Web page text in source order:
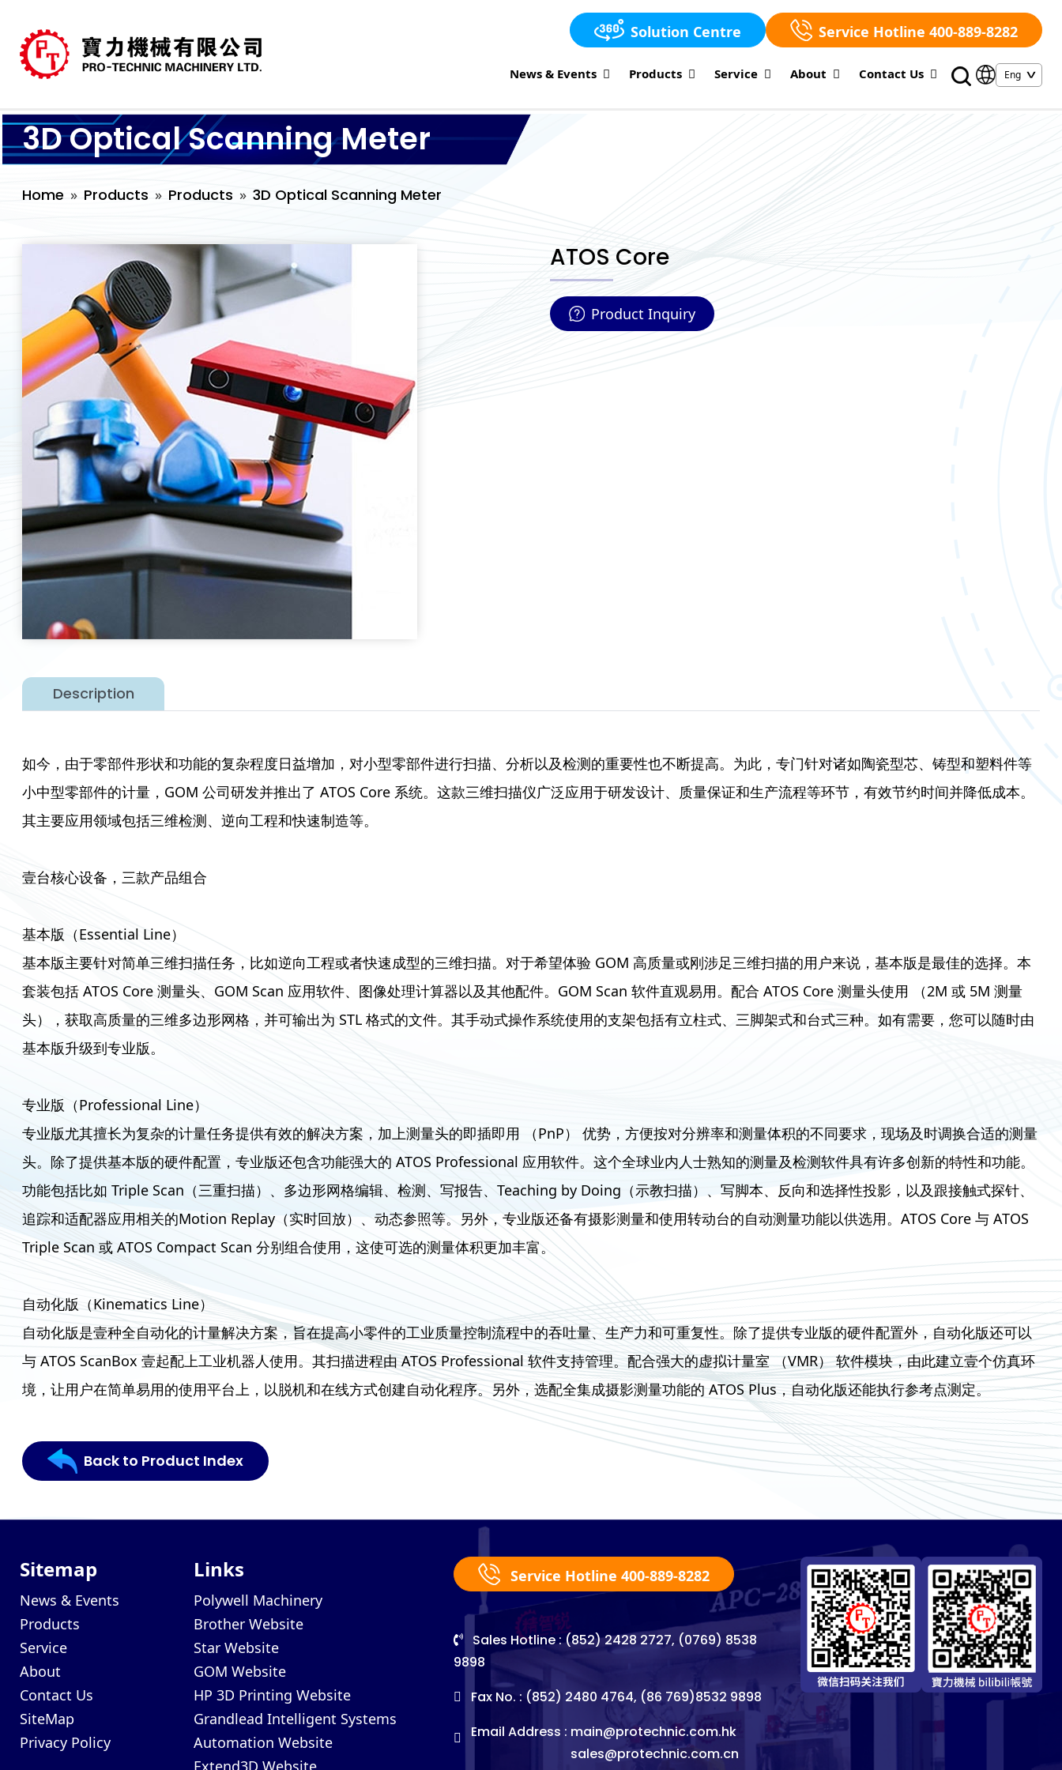
Solution Centre Service Hotline 400-889-8282
News & Events Products Service About Contact Us
3D Optical Scanning Meter
Home Products Products 3D Optical Scanning Meter
ATOS Core
Product Inquiry
Description
如今，由于零部件形状和功能的复杂程度日益增加，对小型零部件进行扫描、分析以及检测的重要性也不断提高。为此，专门针对诸如陶瓷型芯、铸型和塑料件等
小中型零部件的计量，GOM 公司研发并推出了 ATOS Core 系统。这款三维扫描仪广泛应用于研发设计、质量保证和生产流程等环节，有效节约时间并降低成本。
其主要应用领域包括三维检测、逆向工程和快速制造等。
壹台核心设备，三款产品组合
基本版（Essential Line）
基本版主要针对简单三维扫描任务，比如逆向工程或者快速成型的三维扫描。对于希望体验 GOM 高质量或刚涉足三维扫描的用户来说，基本版是最佳的选择。本
套装包括 ATOS Core 测量头、GOM Scan 应用软件、图像处理计算器以及其他配件。GOM Scan 软件直观易用。配合 ATOS Core 测量头使用 （2M 或 5M 测量
头），获取高质量的三维多边形网格，并可输出为 STL 格式的文件。其手动式操作系统使用的支架包括有立柱式、三脚架式和台式三种。如有需要，您可以随时由
基本版升级到专业版。
专业版（Professional Line）
专业版尤其擅长为复杂的计量任务提供有效的解决方案，加上测量头的即插即用 （PnP） 优势，方便按对分辨率和测量体积的不同要求，现场及时调换合适的测量
头。除了提供基本版的硬件配置，专业版还包含功能强大的 ATOS Professional 应用软件。这个全球业内人士熟知的测量及检测软件具有许多创新的特性和功能。
功能包括比如 Triple Scan（三重扫描）、多边形网格编辑、检测、写报告、Teaching by Doing（示教扫描）、写脚本、反向和选择性投影，以及跟接触式探针、
追踪和适配器应用相关的Motion Replay（实时回放）、动态参照等。另外，专业版还备有摄影测量和使用转动台的自动测量功能以供选用。ATOS Core 与 ATOS
Triple Scan 或 ATOS Compact Scan 分别组合使用，这使可选的测量体积更加丰富。
自动化版（Kinematics Line）
自动化版是壹种全自动化的计量解决方案，旨在提高小零件的工业质量控制流程中的吞吐量、生产力和可重复性。除了提供专业版的硬件配置外，自动化版还可以
与 ATOS ScanBox 壹起配上工业机器人使用。其扫描进程由 ATOS Professional 软件支持管理。配合强大的虚拟计量室 （VMR） 软件模块，由此建立壹个仿真环
境，让用户在简单易用的使用平台上，以脱机和在线方式创建自动化程序。另外，选配全集成摄影测量功能的 ATOS Plus，自动化版还能执行参考点测定。
Back to Product Index
Sitemap
News & Events
Products
Service
About
Contact Us
SiteMap
Privacy Policy
Links
Polywell Machinery
Brother Website
Star Website
GOM Website
HP 3D Printing Website
Grandlead Intelligent Systems
Automation Website
Extend3D Website
Service Hotline 400-889-8282
Sales Hotline : (852) 2428 2727, (0769) 8538
9898
Fax No. : (852) 2480 4764, (86 769)8532 9898
Email Address : main@protechnic.com.hk
sales@protechnic.com.cn